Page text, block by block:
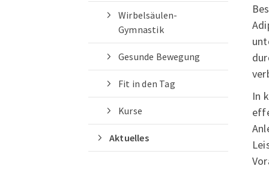
In
Wirbelsäulen-
Gymnastik
Gesunde Bewegung
Fit in den Tag
Kurse
Aktuelles
Quicklinks
Sportangebote finden